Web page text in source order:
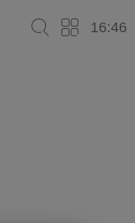
16:46